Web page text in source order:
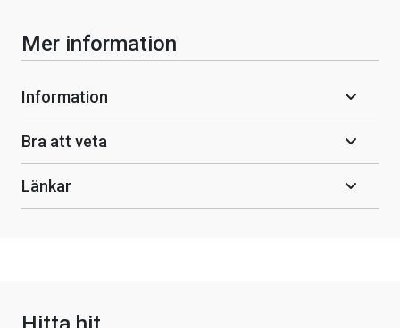
Mer information
Information
Bra att veta
Länkar